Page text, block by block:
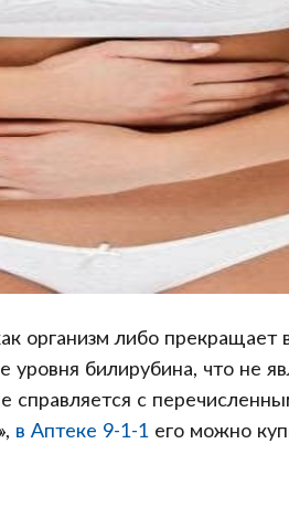
организм либо
билирубина, что не
справляется с
в Аптеке 9-1-1 его можно